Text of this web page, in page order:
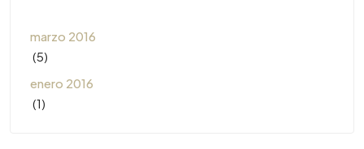
marzo 2016
(5)
enero 2016
(1)